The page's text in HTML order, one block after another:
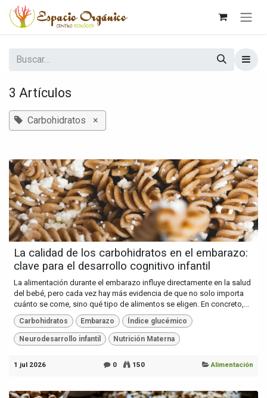
Ir al contenido
3 Artículos
Carbohidratos ×
La calidad de los carbohidratos en el embarazo:
clave para el desarrollo cognitivo infantil
La alimentación durante el embarazo influye directamente en la salud
del bebé, pero cada vez hay más evidencia de que no solo importa
cuánto se come, sino qué tipo de alimentos se eligen. En concreto,...
Carbohidratos Embarazo Índice glucémico
Neurodesarrollo infantil Nutrición Materna
1 jul 2026 0 150 Alimentación